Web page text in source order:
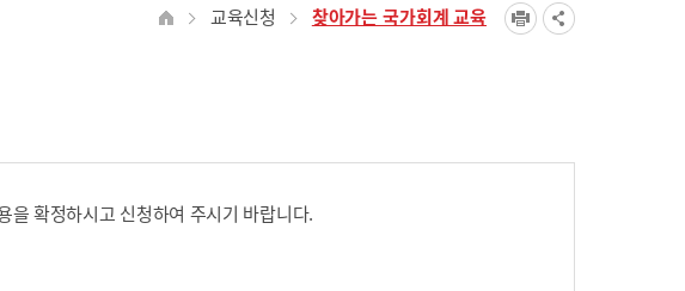
교육신청 찾아가는 국가회계 교육
을 확정하시고 신청하여 주시기 바랍니다.